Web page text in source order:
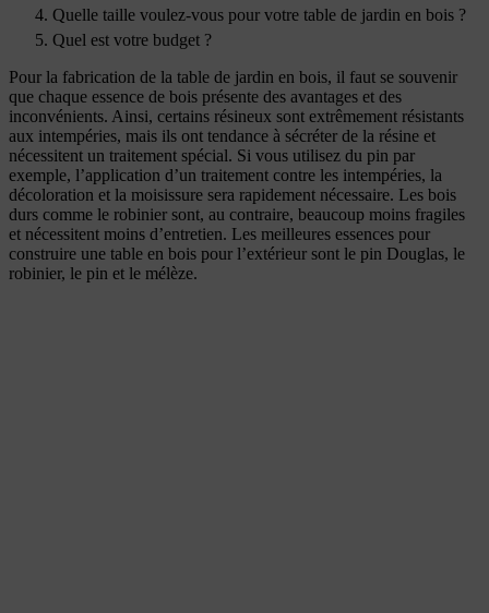
Quelle taille voulez-vous pour votre table de jardin en bois ?
Quel est votre budget ?
Pour la fabrication de la table de jardin en bois, il faut se souvenir
que chaque essence de bois présente des avantages et des
inconvénients. Ainsi, certains résineux sont extrêmement résistants
aux intempéries, mais ils ont tendance à sécréter de la résine et
nécessitent un traitement spécial. Si vous utilisez du pin par
exemple, l’application d’un traitement contre les intempéries, la
décoloration et la moisissure sera rapidement nécessaire. Les bois
durs comme le robinier sont, au contraire, beaucoup moins fragiles
et nécessitent moins d’entretien. Les meilleures essences pour
construire une table en bois pour l’extérieur sont le pin Douglas, le
robinier, le pin et le mélèze.